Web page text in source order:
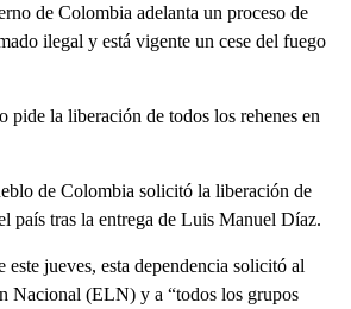
de Colombia adelanta un proceso de
ilegal y está vigente un cese del fuego
pide la liberación de todos los rehenes en
de Colombia solicitó la liberación de
país tras la entrega de Luis Manuel Díaz.
jueves, esta dependencia solicitó al
Nacional (ELN) y a “todos los grupos